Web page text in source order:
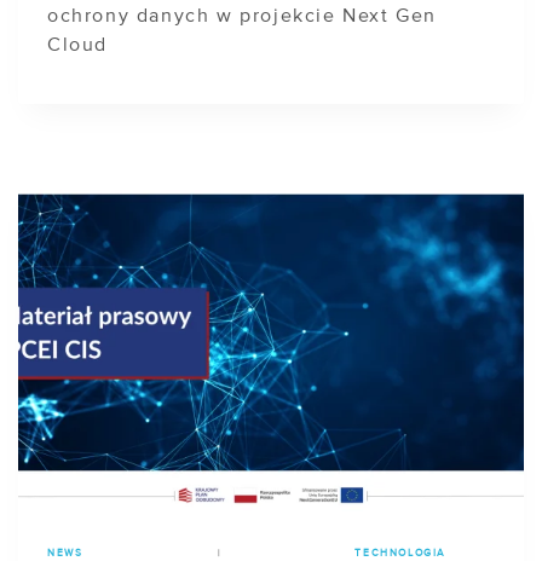
ochrony danych w projekcie Next Gen
Cloud
NEWS TECHNOLOGIA